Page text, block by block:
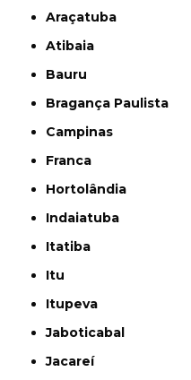
Araçatuba
Atibaia
Bauru
Bragança Paulista
Campinas
Franca
Hortolândia
Indaiatuba
Itatiba
Itu
Itupeva
Jaboticabal
Jacareí